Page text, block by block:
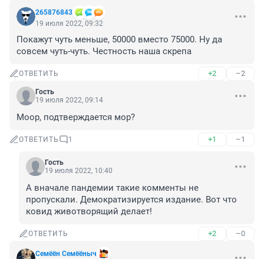
265876843
19 июля 2022, 09:32
Покажут чуть меньше, 50000 вместо 75000. Ну да
совсем чуть-чуть. Честность наша скрепа
ОТВЕТИТЬ +2 –2
Гость
19 июля 2022, 09:14
Моор, подтверждается мор?
ОТВЕТИТЬ 1 +1 –1
Гость
19 июля 2022, 10:40
А вначале пандемии такие комменты не
пропускали. Демократизируется издание. Вот что
ковид животворящий делает!
ОТВЕТИТЬ +2 –0
Семёён Семёёныч